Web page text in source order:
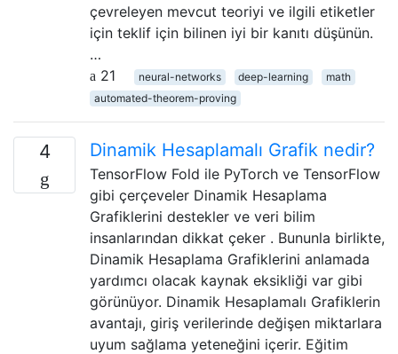
çevreleyen mevcut teoriyi ve ilgili etiketler
için teklif için bilinen iyi bir kanıtı düşünün.
…
21
neural-networks deep-learning
math
automated-theorem-proving
4 Dinamik Hesaplamalı Grafik nedir?
TensorFlow Fold ile PyTorch ve TensorFlow
gibi çerçeveler Dinamik Hesaplama
Grafiklerini destekler ve veri bilim
insanlarından dikkat çeker . Bununla birlikte,
Dinamik Hesaplama Grafiklerini anlamada
yardımcı olacak kaynak eksikliği var gibi
görünüyor. Dinamik Hesaplamalı Grafiklerin
avantajı, giriş verilerinde değişen miktarlara
uyum sağlama yeteneğini içerir. Eğitim